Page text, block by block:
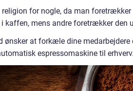
for nogle, da man foretrækker
kaffen, mens andre foretrækker den
ønsker at forkæle dine
espressomaskine til